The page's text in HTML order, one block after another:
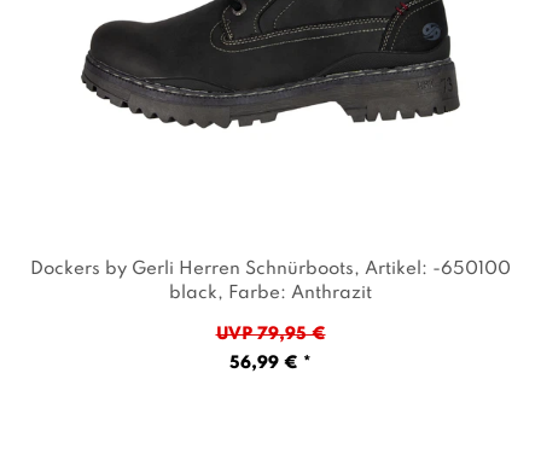
Dockers by Gerli Herren Schnürboots , Artikel: -650100
black , Farbe: Anthrazit
UVP 79,95 €
56,99 € *